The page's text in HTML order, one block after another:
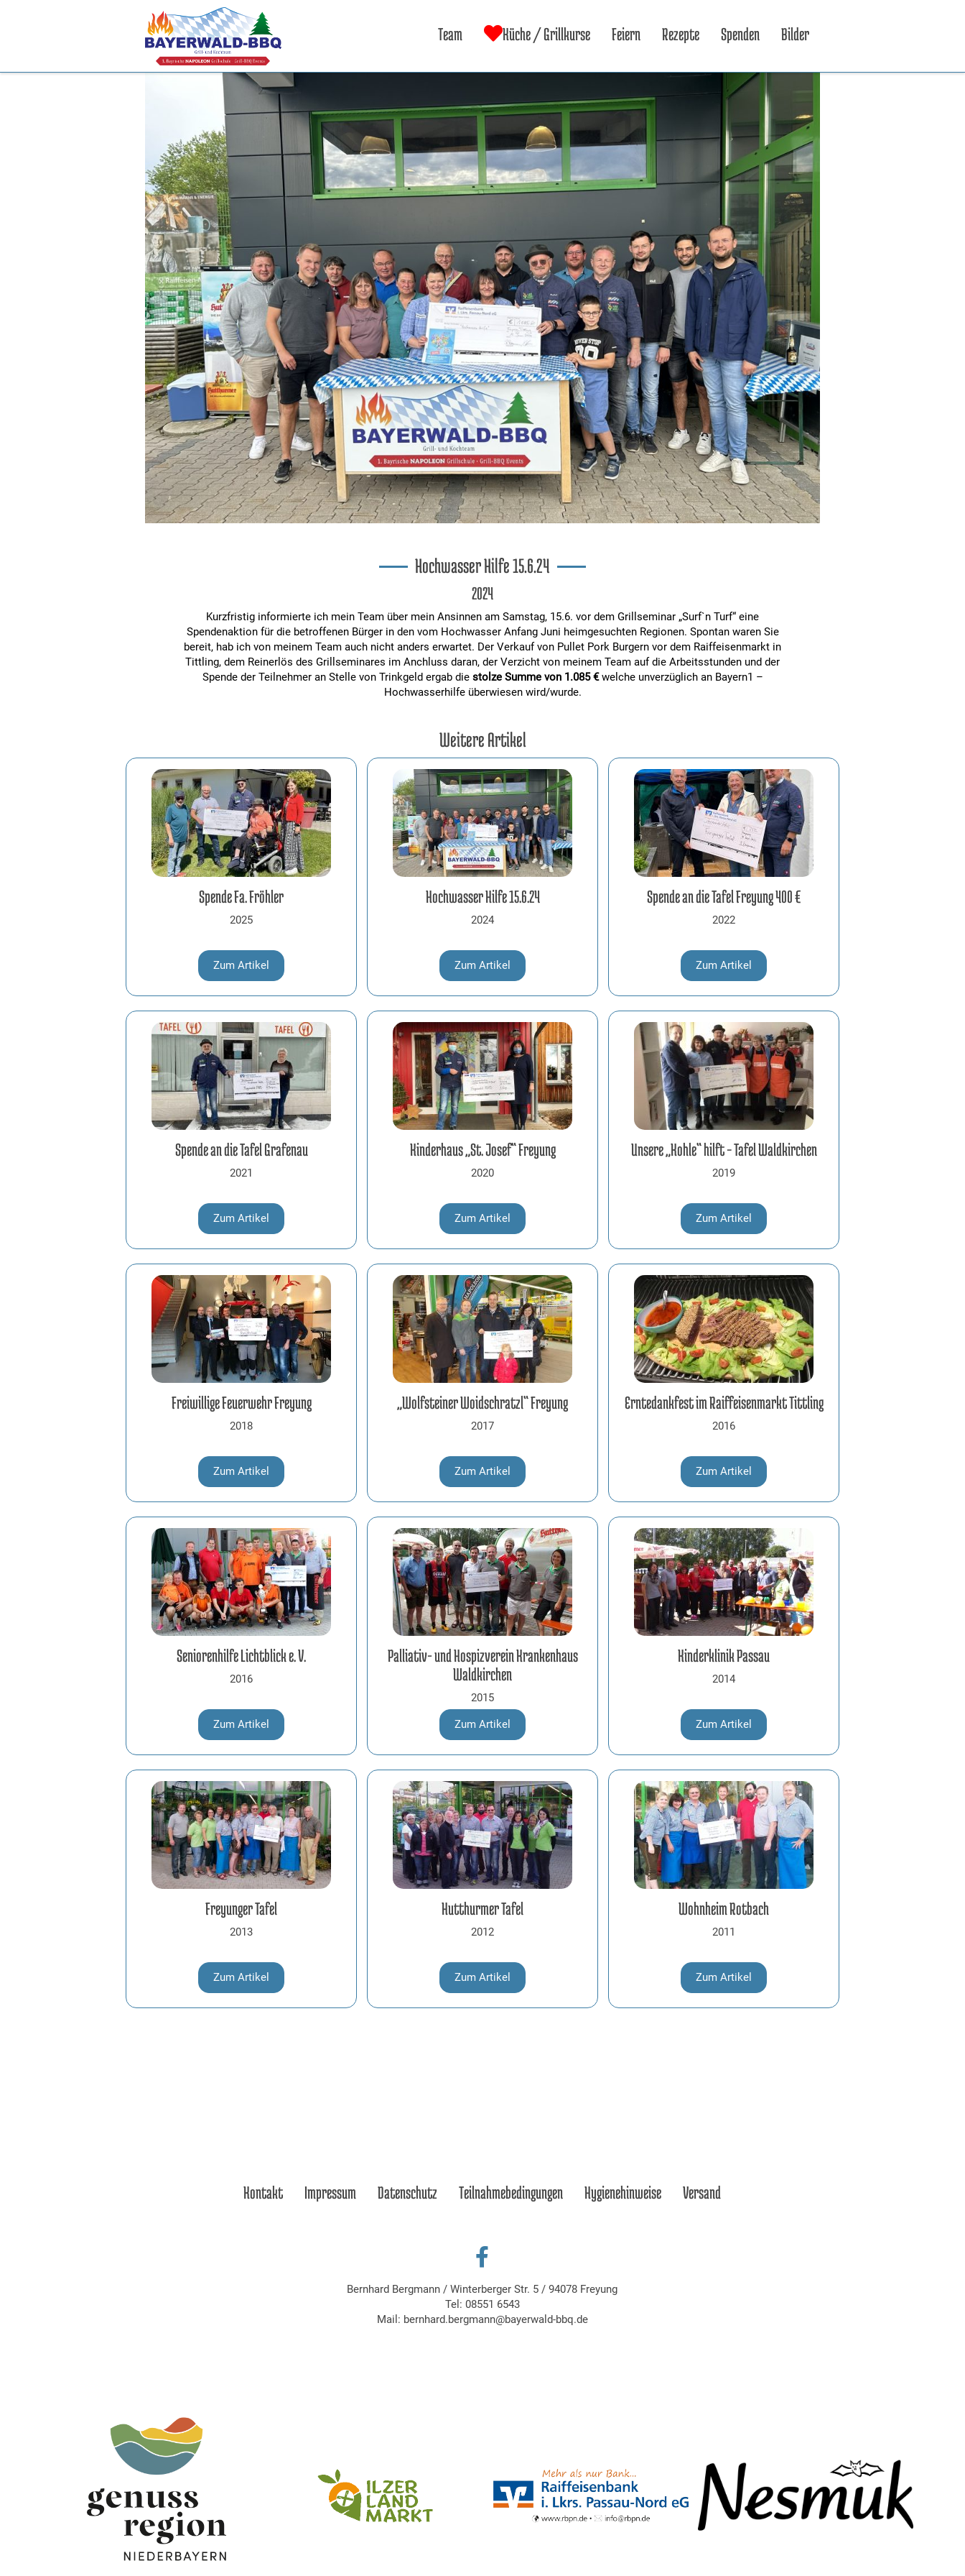
Team Küche / Grillkurse Feiern Rezepte Spenden Bilder
Hochwasser Hilfe 15.6.24
2024
Kurzfristig informierte ich mein Team über mein Ansinnen am Samstag, 15.6. vor dem Grillseminar „Surf`n Turf“ eine
Spendenaktion für die betroffenen Bürger in den vom Hochwasser Anfang Juni heimgesuchten Regionen. Spontan waren Sie
bereit, hab ich von meinem Team auch nicht anders erwartet. Der Verkauf von Pullet Pork Burgern vor dem Raiffeisenmarkt in
Tittling, dem Reinerlös des Grillseminares im Anchluss daran, der Verzicht von meinem Team auf die Arbeitsstunden und der
Spende der Teilnehmer an Stelle von Trinkgeld ergab die stolze Summe von 1.085 €welche unverzüglich an Bayern1 –
Hochwasserhilfe überwiesen wird/wurde.
Weitere Artikel
Spende Fa. Fröhler
2025
Zum Artikel
Hochwasser Hilfe 15.6.24
2024
Zum Artikel
Spende an die Tafel Freyung 400 €
2022
Zum Artikel
Spende an die Tafel Grafenau
2021
Zum Artikel
Kinderhaus „St. Josef“ Freyung
2020
Zum Artikel
Unsere „Kohle“ hilft – Tafel Waldkirchen
2019
Zum Artikel
Freiwillige Feuerwehr Freyung
2018
Zum Artikel
„Wolfsteiner Woidschratzl“ Freyung
2017
Zum Artikel
Erntedankfest im Raiffeisenmarkt Tittling
2016
Zum Artikel
Seniorenhilfe Lichtblick e. V.
2016
Zum Artikel
Palliativ- und Hospizverein Krankenhaus
Waldkirchen
2015
Zum Artikel
Kinderklinik Passau
2014
Zum Artikel
Freyunger Tafel
2013
Zum Artikel
Hutthurmer Tafel
2012
Zum Artikel
Wohnheim Rotbach
2011
Zum Artikel
Kontakt Impressum Datenschutz Teilnahmebedingungen Hygienehinweise Versand
Bernhard Bergmann/ Winterberger Str. 5/ 94078 Freyung
Tel: 08551 6543
Mail: bernhard.bergmann@bayerwald-bbq.de